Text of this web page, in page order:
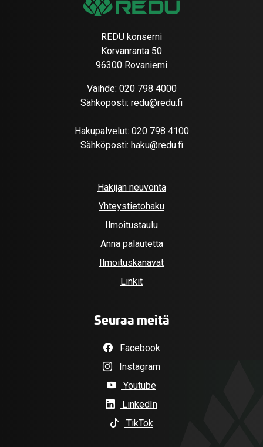
REDU konserni
Korvanranta 50
96300 Rovaniemi
Vaihde: 020 798 4000
Sähköposti: redu@redu.fi
Hakupalvelut: 020 798 4100
Sähköposti: haku@redu.fi
Hakijan neuvonta
Yhteystietohaku
Ilmoitustaulu
Anna palautetta
Ilmoituskanavat
Linkit
Seuraa meitä
Facebook
Instagram
Youtube
LinkedIn
TikTok